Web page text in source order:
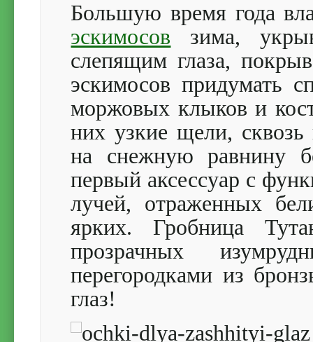
Большую время года
эскимосов зима,
слепящим глаза,
эскимосов придумать
моржовых клыков и
них узкие щели,
на снежную равнину
первый аксессуар с
лучей, отраженных
ярких. Гробница
прозрачных
перегородками из
глаз!